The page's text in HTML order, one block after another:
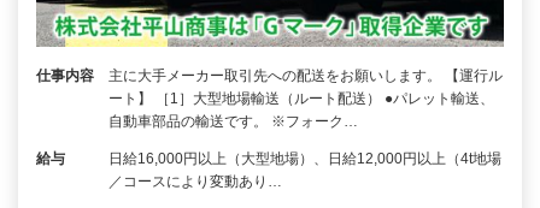
仕事内容
主に大手メーカー取引先への配送をお願いします。 【運行ル
ート】 ［1］大型地場輸送（ルート配送） ●パレット輸送、
自動車部品の輸送です。 ※フォーク…
給与
日給16,000円以上（大型地場）、日給12,000円以上（4t地場
／コースにより変動あり…